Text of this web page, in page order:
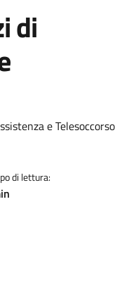
di
e Telesoccorso
di lettura: